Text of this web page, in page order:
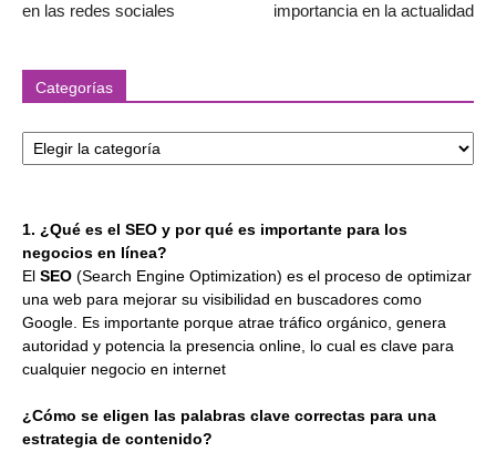
en las redes sociales
importancia en la actualidad
Categorías
1. ¿Qué es el SEO y por qué es importante para los
negocios en línea?
El SEO (Search Engine Optimization) es el proceso de optimizar
una web para mejorar su visibilidad en buscadores como
Google. Es importante porque atrae tráfico orgánico, genera
autoridad y potencia la presencia online, lo cual es clave para
cualquier negocio en internet
¿Cómo se eligen las palabras clave correctas para una
estrategia de contenido?